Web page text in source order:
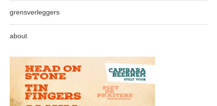
grensverleggers
about